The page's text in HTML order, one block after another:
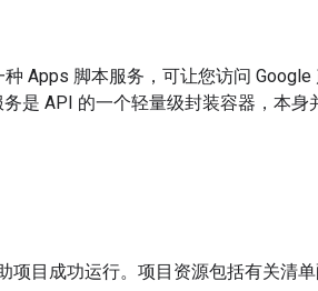
Apps 脚本服务，可让您访问 Google
是 API 的一个轻量级封装容器，本身
项目成功运行。项目资源包括有关清